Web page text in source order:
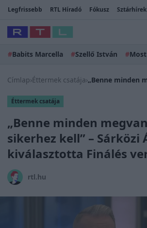
Legfrissebb RTL Híradó Fókusz Sztárhírek
#Babits Marcella #Szellő István #
Címlap›Éttermek csatája›
Éttermek csatája
„Benne minden
sikerhez kell” – Sárközi
kiválasztotta Finálés
rtl.hu